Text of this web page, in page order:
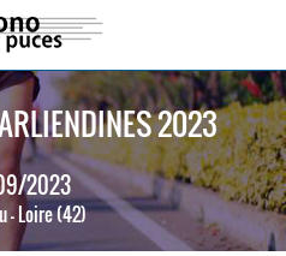
2023
2023
- Loire (42)